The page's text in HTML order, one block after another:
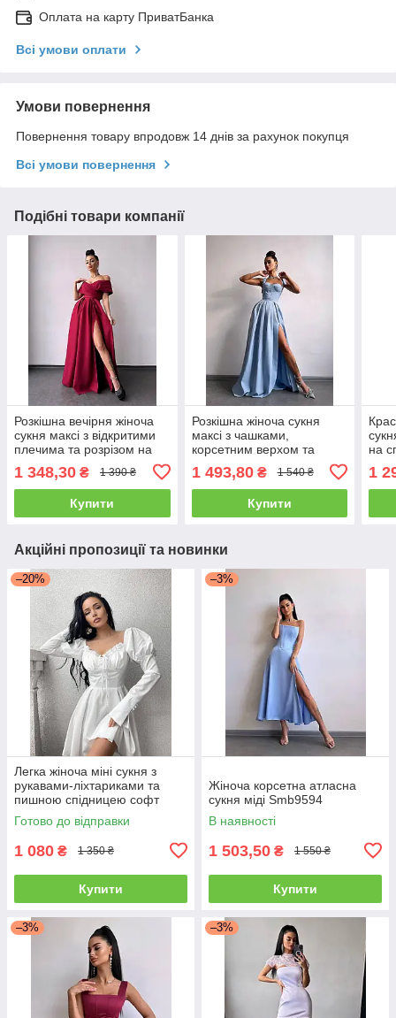
Оплата на карту ПриватБанка
Всі умови оплати
Умови повернення
Повернення товару впродовж 14 днів за рахунок покупця
Всі умови повернення
Подібні товари компанії
Розкішна вечірня жіноча
сукня максі з відкритими
плечима та розрізом на
1 348,30 ₴ 1 390 ₴
Купити
Розкішна жіноча сукня
максі з чашками,
корсетним верхом та
Smb9037
1 493,80₴ 1 540 ₴
Купити
на
1
Акційні пропозиції та новинки
–20%
Легка жіноча міні сукня з
рукавами-ліхтариками та
пишною спідницею софт
Sms8406
Готово до відправки
1 080 ₴ 1 350 ₴
Купити
–3%
Жіноча корсетна атласна
сукня міді Smb9594
В наявності
1 503,50 ₴ 1 550 ₴
Купити
–3% –3%